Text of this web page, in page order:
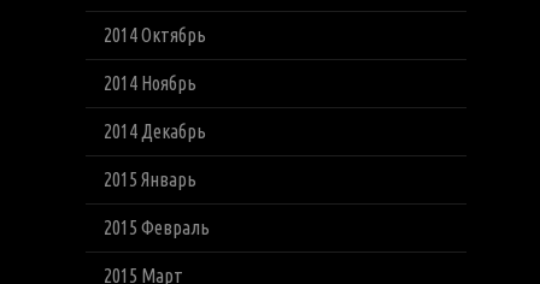
2014 Октябрь
2014 Ноябрь
2014 Декабрь
2015 Январь
2015 Февраль
2015 Март